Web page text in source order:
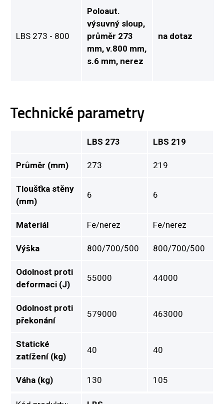
LBS 273 - 800
Poloaut.
výsuvný sloup,
průměr 273
mm, v.800 mm,
s.6 mm, nerez
na dotaz
Technické parametry
LBS 273 LBS 219
Průměr (mm) 273 219
Tloušťka stěny
(mm)
6 6
Materiál Fe/nerez Fe/nerez
Výška 800/700/500 800/700/500
Odolnost proti
deformaci (J)
55000 44000
Odolnost proti
překonání
579000 463000
Statické
zatížení (kg)
40 40
Váha (kg) 130 105